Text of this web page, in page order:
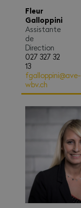
Fleur
Galloppini
Assistante
de
Direction
fgalloppini@ave-
wbv.ch
027 327 32
13